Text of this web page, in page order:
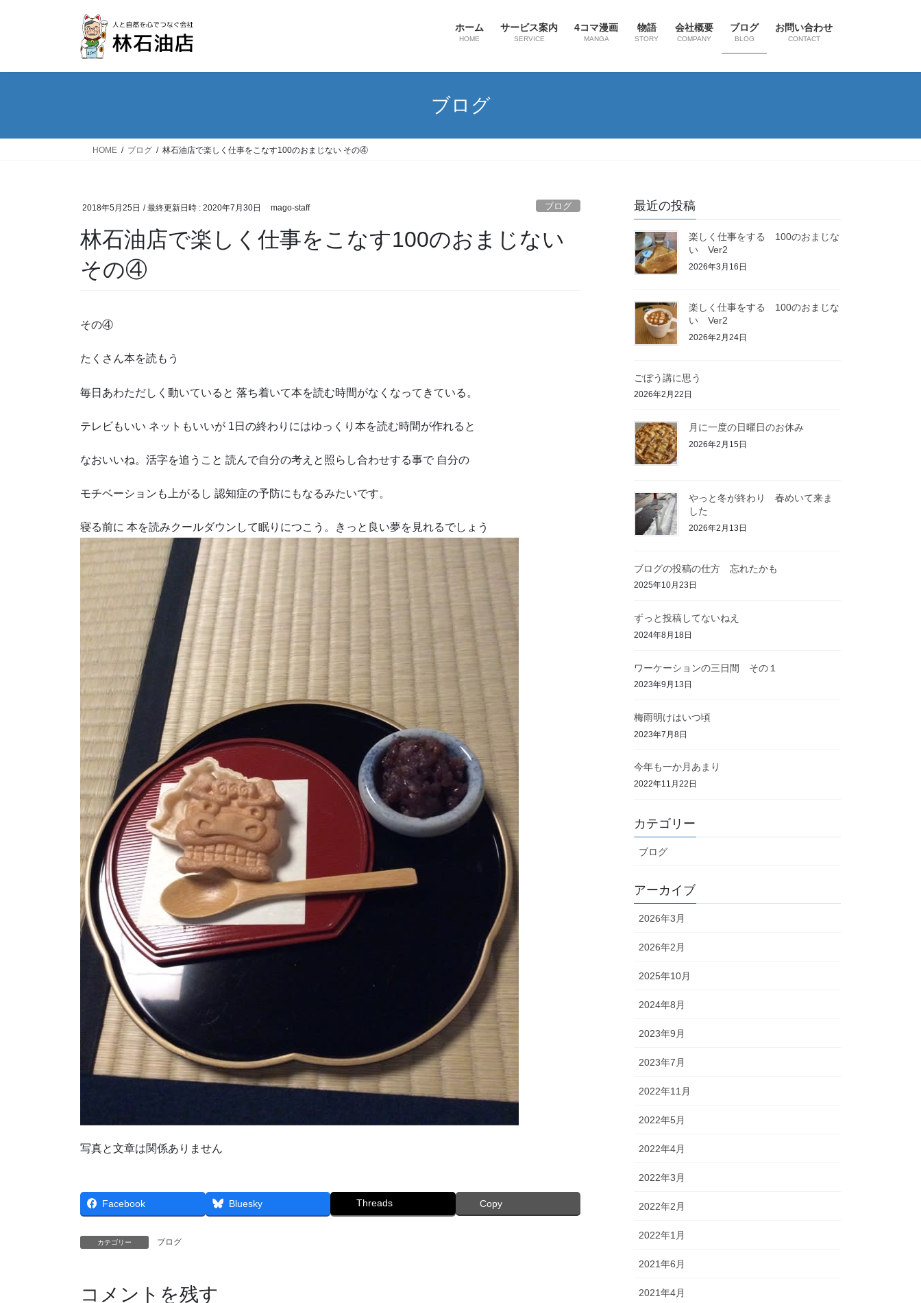
ツ
ッ
シ
移
ホーム
HOME
サービス案内
SERVICE
4コマ漫画
MANGA
物語
STORY
会社概要
COMPANY
ブログ
BLOG
お問い合わせ
CONTACT
ブログ
HOME ブログ 林石油店で楽しく仕事をこなす100のおまじない その④
2018年5月25日 / 最終更新日時 : 2020年7月30日 mago-staff ブログ
林石油店で楽しく仕事をこなす100のおまじない
その④
その④
たくさん本を読もう
毎日あわただしく動いていると 落ち着いて本を読む時間がなくなってきている。
テレビもいい ネットもいいが 1日の終わりにはゆっくり本を読む時間が作れると
なおいいね。活字を追うこと 読んで自分の考えと照らし合わせする事で 自分の
モチベーションも上がるし 認知症の予防にもなるみたいです。
寝る前に 本を読みクールダウンして眠りにつこう。きっと良い夢を見れるでしょう
写真と文章は関係ありません
Facebook Bluesky Threads Copy
カテゴリー ブログ
コメントを残す
最近の投稿
楽しく仕事をする 100のおまじな
い Ver2
2026年3月16日
楽しく仕事をする 100のおまじな
い Ver2
2026年2月24日
ごぼう講に思う
2026年2月22日
月に一度の日曜日のお休み
2026年2月15日
やっと冬が終わり 春めいて来ま
した
2026年2月13日
ブログの投稿の仕方 忘れたかも
2025年10月23日
ずっと投稿してないねえ
2024年8月18日
ワーケーションの三日間 その１
2023年9月13日
梅雨明けはいつ頃
2023年7月8日
今年も一か月あまり
2022年11月22日
カテゴリー
ブログ
アーカイブ
2026年3月
2026年2月
2025年10月
2024年8月
2023年9月
2023年7月
2022年11月
2022年5月
2022年4月
2022年3月
2022年2月
2022年1月
2021年6月
2021年4月